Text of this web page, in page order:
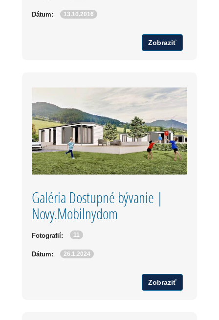
Dátum: 13.10.2016
Zobraziť
Galéria Dostupné bývanie |
Novy.Mobilnydom
Fotografií: 11
Dátum: 26.1.2024
Zobraziť